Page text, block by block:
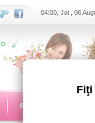
Fiţi
04:00, Joi , 06
Echipa